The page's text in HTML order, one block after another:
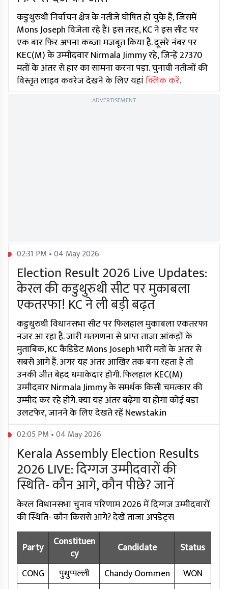
कडुथुरुथी निर्वाचन क्षेत्र के नतीजे घोषित हो चुके हैं, जिसमें
Mons Joseph विजेता रहे हैं। इस तरह, KC ने इस सीट पर
एक बार फिर अपना कब्जा मजबूत किया है. दूसरे नंबर पर
KEC(M) के उम्मीदवार Nirmala Jimmy रहे, जिन्हें 27370
मतों के अंतर से हार का सामना करना पड़ा. चुनावी नतीजों की
विस्तृत लाइव कवरेज देखने के लिए यहांक्लिक करें.
ADVERTISEMENT
02:31 PM • 04 May 2026
Election Result 2026 Live Updates:
केरल की कडुथुरुथी सीट पर मुकाबला
एकतरफा! KC ने ली बड़ी बढ़त
कडुथुरुथी विधानसभा सीट पर फिलहाल मुकाबला एकतरफा
नजर आ रहा है. जारी मतगणना से प्राप्त ताजा आंकड़ों के
मुताबिक, KC कैंडिडेट Mons Joseph भारी मतों के अंतर से
सबसे आगे हैं. अगर यह अंतर आखिर तक बना रहता है तो
उनकी जीत बेहद धमाकेदार होगी. फिलहाल KEC(M)
उम्मीदवार Nirmala Jimmy के समर्थक किसी चमत्कार की
उम्मीद कर रहे होंगे. क्या यह अंतर बढ़ेगा या होगा कोई बड़ा
उलटफेर, जानने के लिए देखते रहें Newstak.in
02:05 PM • 04 May 2026
Kerala Assembly Election Results
2026 LIVE: दिग्गज उम्मीदवारों की
स्थिति- कौन आगे, कौन पीछे? जानें
केरल विधानसभा चुनाव परिणाम 2026 में दिग्गज उम्मीदवारों
की स्थिति- कौन किससे आगे? देखें ताजा अपडेट्स
Party
Constituen
cy
Candidate
Status
CONG
पुथुप्पल्ली Chandy Oommen
WON